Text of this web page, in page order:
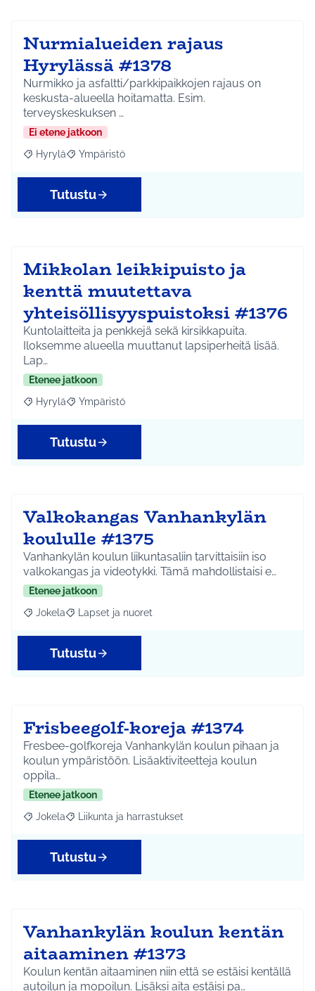
Nurmialueiden rajaus
Hyrylässä #1378
Nurmikko ja asfaltti/parkkipaikkojen rajaus on
keskusta-alueella hoitamatta. Esim.
terveyskeskuksen …
Ei etene jatkoon
Rajaa tulokset aihepiirin mukaan: Hyrylä
Hyrylä Rajaa tulokset teeman mukaan: Ympäristö
Ympäristö
Tutustu
Mikkolan leikkipuisto ja
kenttä muutettava
yhteisöllisyyspuistoksi #1376
Kuntolaitteita ja penkkejä sekä kirsikkapuita.
Iloksemme alueella muuttanut lapsiperheitä lisää.
Lap…
Etenee jatkoon
Rajaa tulokset aihepiirin mukaan: Hyrylä
Hyrylä Rajaa tulokset teeman mukaan: Ympäristö
Ympäristö
Tutustu
Valkokangas Vanhankylän
koululle #1375
Vanhankylän koulun liikuntasaliin tarvittaisiin iso
valkokangas ja videotykki. Tämä mahdollistaisi e…
Etenee jatkoon
Rajaa tulokset aihepiirin mukaan: Jokela
Jokela Rajaa tulokset teeman mukaan: Lapset ja nuoret
Lapset ja nuoret
Tutustu
Frisbeegolf-koreja #1374
Fresbee-golfkoreja Vanhankylän koulun pihaan ja
koulun ympäristöön. Lisäaktiviteetteja koulun
oppila…
Etenee jatkoon
Rajaa tulokset aihepiirin mukaan: Jokela
Jokela Rajaa tulokset teeman mukaan: Liikunta ja
Liikunta ja harrastukset
Tutustu
Vanhankylän koulun kentän
aitaaminen #1373
Koulun kentän aitaaminen niin että se estäisi kentällä
autoilun ja mopoilun. Lisäksi aita estäisi pa…